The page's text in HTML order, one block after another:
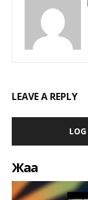
LEAVE A REPLY
Жаңа